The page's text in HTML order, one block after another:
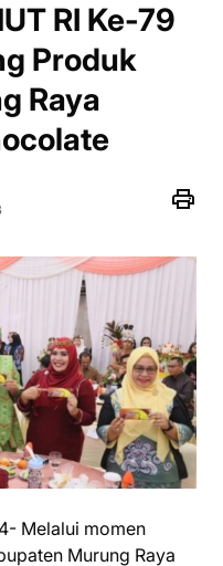
RI Ke-79
Produk
Raya
Melalui momen
Murung Raya